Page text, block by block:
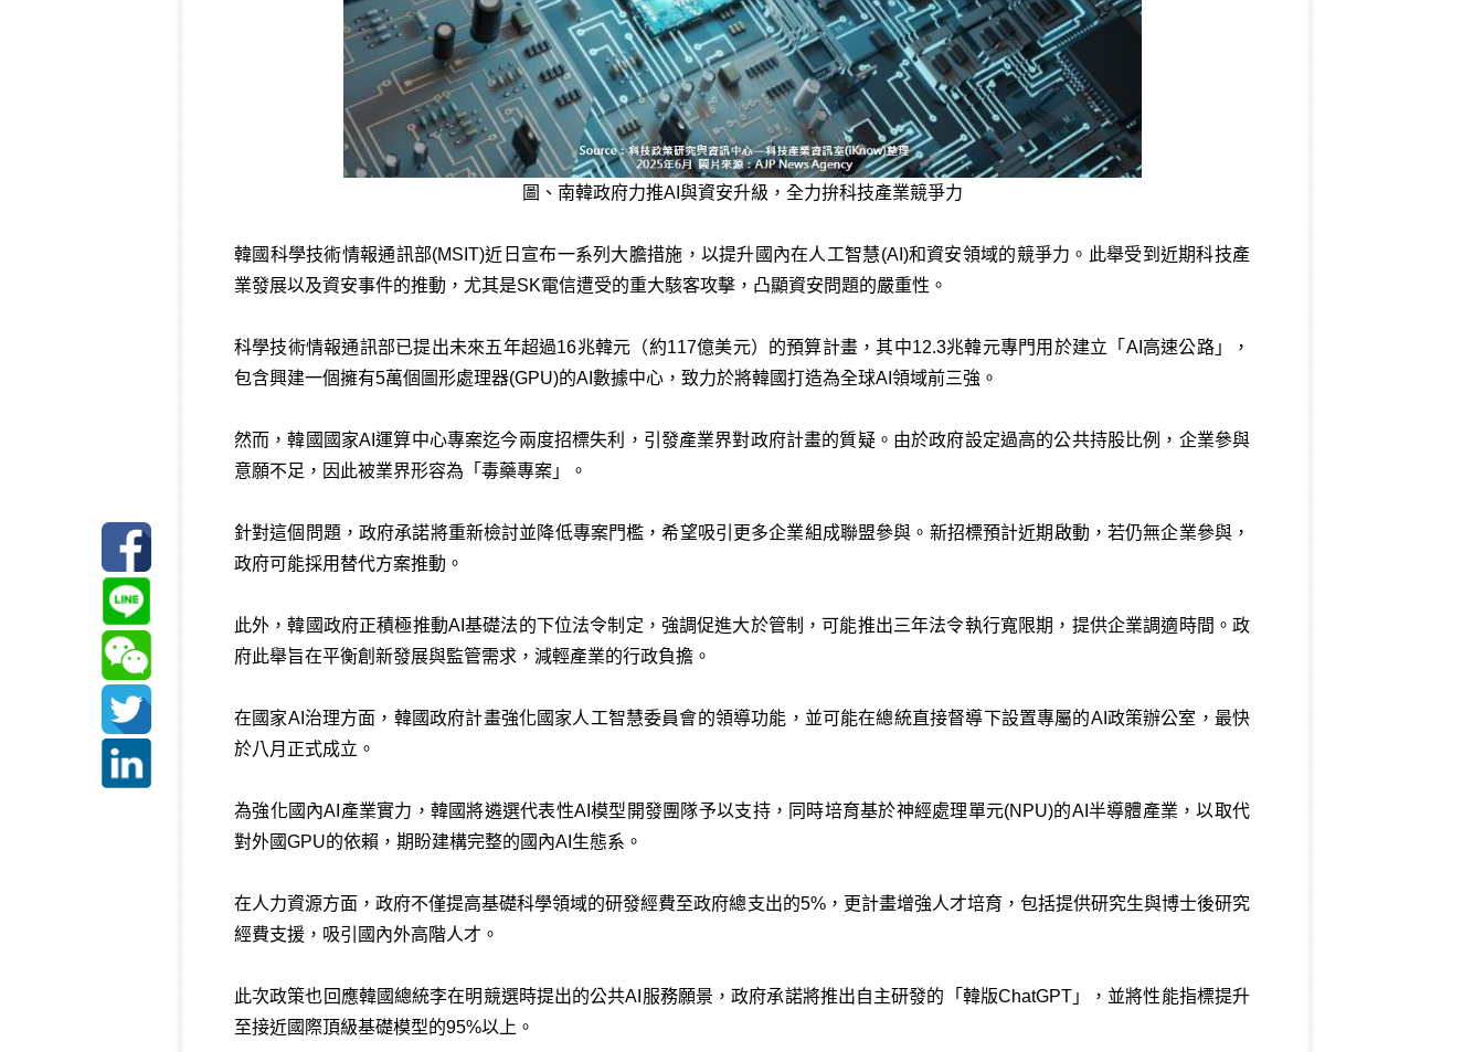
圖、南韓政府力推AI與資安升級，全力拚科技產業競爭力
韓國科學技術情報通訊部(MSIT)近日宣布一系列大膽措施，以提升國內在人工智慧(AI)和資安領域的競爭力。此舉受到近期科技產
業發展以及資安事件的推動，尤其是SK電信遭受的重大駭客攻擊，凸顯資安問題的嚴重性。
科學技術情報通訊部已提出未來五年超過16兆韓元（約117億美元）的預算計畫，其中12.3兆韓元專門用於建立「AI高速公路」，
包含興建一個擁有5萬個圖形處理器(GPU)的AI數據中心，致力於將韓國打造為全球AI領域前三強。
然而，韓國國家AI運算中心專案迄今兩度招標失利，引發產業界對政府計畫的質疑。由於政府設定過高的公共持股比例，企業參與
意願不足，因此被業界形容為「毒藥專案」。
針對這個問題，政府承諾將重新檢討並降低專案門檻，希望吸引更多企業組成聯盟參與。新招標預計近期啟動，若仍無企業參與，
政府可能採用替代方案推動。
此外，韓國政府正積極推動AI基礎法的下位法令制定，強調促進大於管制，可能推出三年法令執行寬限期，提供企業調適時間。政
府此舉旨在平衡創新發展與監管需求，減輕產業的行政負擔。
在國家AI治理方面，韓國政府計畫強化國家人工智慧委員會的領導功能，並可能在總統直接督導下設置專屬的AI政策辦公室，最快
於八月正式成立。
為強化國內AI產業實力，韓國將遴選代表性AI模型開發團隊予以支持，同時培育基於神經處理單元(NPU)的AI半導體產業，以取代
對外國GPU的依賴，期盼建構完整的國內AI生態系。
在人力資源方面，政府不僅提高基礎科學領域的研發經費至政府總支出的5%，更計畫增強人才培育，包括提供研究生與博士後研究
經費支援，吸引國內外高階人才。
此次政策也回應韓國總統李在明競選時提出的公共AI服務願景，政府承諾將推出自主研發的「韓版ChatGPT」，並將性能指標提升
至接近國際頂級基礎模型的95%以上。